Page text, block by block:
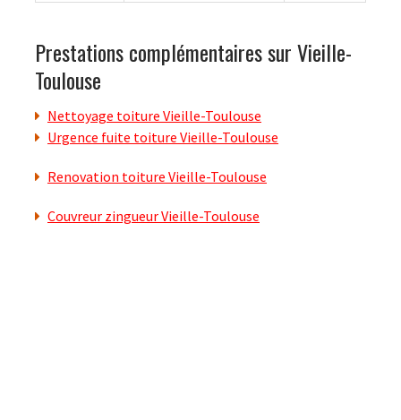
Prestations complémentaires sur Vieille-
Toulouse
Nettoyage toiture Vieille-Toulouse
Urgence fuite toiture Vieille-Toulouse
Renovation toiture Vieille-Toulouse
Couvreur zingueur Vieille-Toulouse